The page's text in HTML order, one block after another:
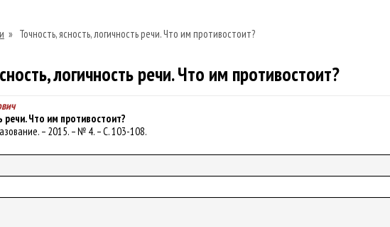
» Точность, ясность, логичность речи. Что им противостоит?
логичность речи. Что им противостоит?
речи. Что им противостоит?
– 2015. – № 4. – С. 103-108.